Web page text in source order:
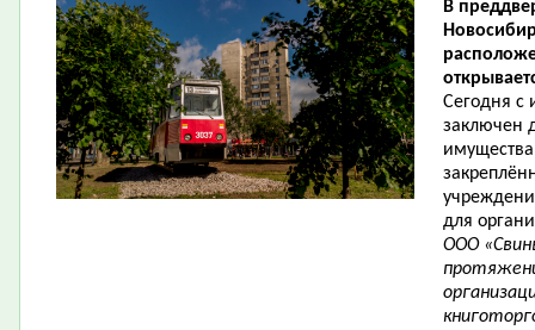
​В
Сегодня с
заключен
для
ООО